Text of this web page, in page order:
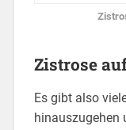
Zistrose
Es gibt also
hinauszugehen